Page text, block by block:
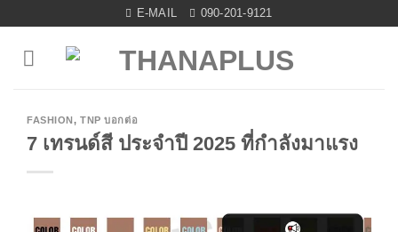
content
E-MAIL 090-201-9121
FASHION,TNP บอกต่อ
7 เทรนด์สี ประจำปี 2025 ที่กำลังมาแรง